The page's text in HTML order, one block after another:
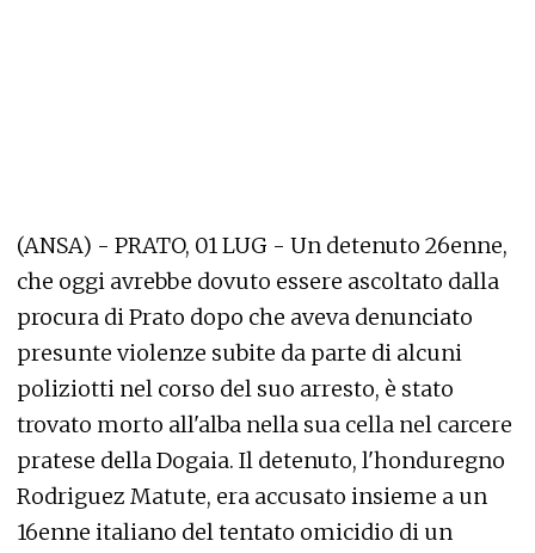
(ANSA) - PRATO, 01 LUG - Un detenuto 26enne,
che oggi avrebbe dovuto essere ascoltato dalla
procura di Prato dopo che aveva denunciato
presunte violenze subite da parte di alcuni
poliziotti nel corso del suo arresto, è stato
trovato morto all'alba nella sua cella nel carcere
pratese della Dogaia. Il detenuto, l'honduregno
Rodriguez Matute, era accusato insieme a un
16enne italiano del tentato omicidio di un